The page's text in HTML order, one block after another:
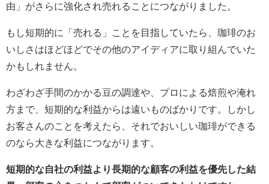
由」がさらに強化され売れることにつながりました。
もし短期的に「売れる」ことを目指していたら、珈琲のお
いしさはほどほどでその他のアイディアに取り組んでいた
かもしれません。
わざわざ手間のかかる豆の調達や、プロによる焙煎や淹れ
方まで、短期的な利益からは遠いものばかりです。しかし
お客さんのことを考えたら、それでおいしい珈琲ができる
のなら大きな利益につながります。
短期的な自社の利益より長期的な顧客の利益を優先した結